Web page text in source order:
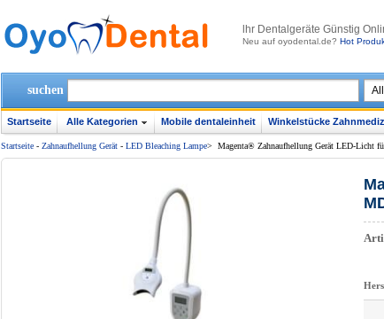
lhr Dentalgeräte Günstig
Neu auf oyodental.de? Hot
suchen
Startseite Alle Kategorien Mobile dentaleinheit Winkelstücke
Startseite - Zahnaufhellung Gerät - LED Bleaching Lampe> Magenta® Zahnaufhellung Gerät LED-Licht